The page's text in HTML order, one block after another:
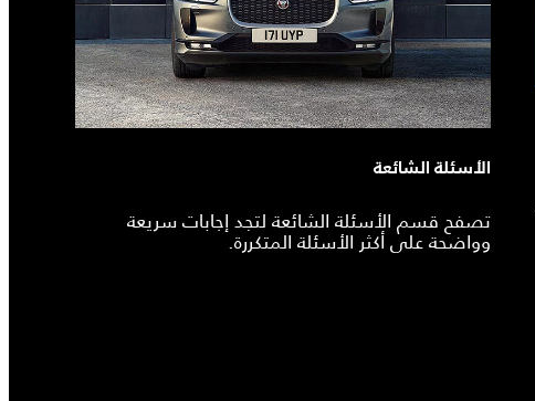
الأسئلة الشائعة
تصفح قسم الأسئلة الشائعة لتجد إجابات سريعة
وواضحة على أكثر الأسئلة المتكررة.